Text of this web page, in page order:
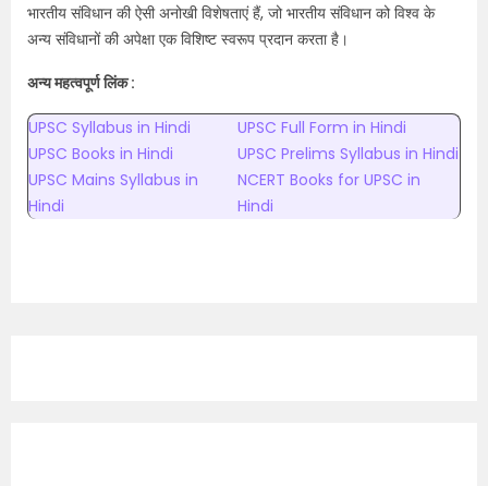
भारतीय संविधान की ऐसी अनोखी विशेषताएं हैं, जो भारतीय संविधान को विश्व के
अन्य संविधानों की अपेक्षा एक विशिष्ट स्वरूप प्रदान करता है।
अन्य महत्वपूर्ण लिंक :
UPSC Syllabus in Hindi
UPSC Full Form in Hindi
UPSC Books in Hindi
UPSC Prelims Syllabus in Hindi
UPSC Mains Syllabus in
Hindi
NCERT Books for UPSC in
Hindi